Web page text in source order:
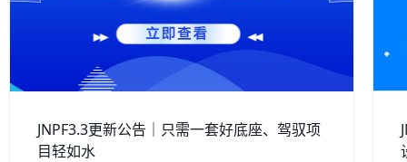
JNPF3.3更新公告｜只需一套好底座、驾驭项
目轻如水